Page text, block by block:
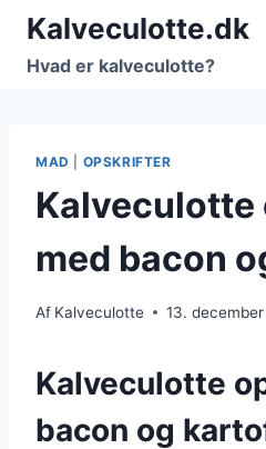
Fortsæt
indhold
Kalveculotte.dk
Hvad er kalveculotte?
MAD OPSKRIFTER
med bacon
Af Kalveculotte 13.
Kalveculotte
bacon og